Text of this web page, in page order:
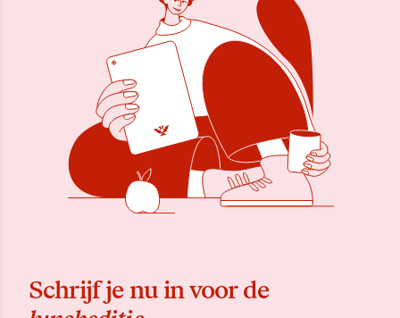
Schrijf je nu in voor de